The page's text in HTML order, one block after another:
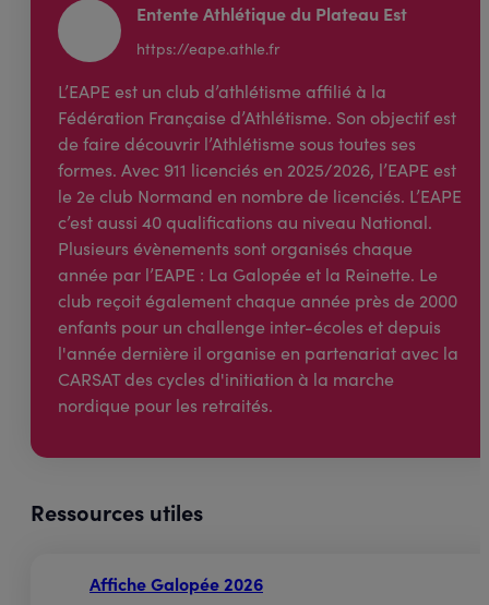
Entente Athlétique du Plateau Est
https://eape.athle.fr
L’EAPE est un club d’athlétisme affilié à la
Fédération Française d’Athlétisme. Son objectif est
de faire découvrir l’Athlétisme sous toutes ses
formes. Avec 911 licenciés en 2025/2026, l’EAPE est
le 2e club Normand en nombre de licenciés. L’EAPE
c’est aussi 40 qualifications au niveau National.
Plusieurs évènements sont organisés chaque
année par l’EAPE : La Galopée et la Reinette. Le
club reçoit également chaque année près de 2000
enfants pour un challenge inter-écoles et depuis
l'année dernière il organise en partenariat avec la
CARSAT des cycles d'initiation à la marche
nordique pour les retraités.
Ressources utiles
Affiche Galopée 2026